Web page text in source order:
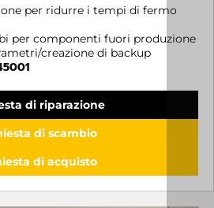
per ridurre i tempi di fermo
per componenti fuori produzione
creazione di backup
di riparazione
di scambio
di acquisto